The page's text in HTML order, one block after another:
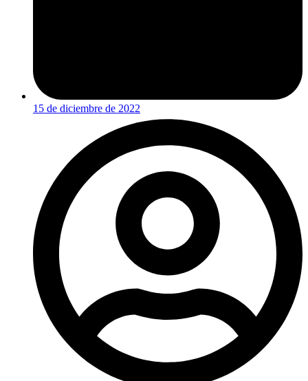
15 de diciembre de 2022